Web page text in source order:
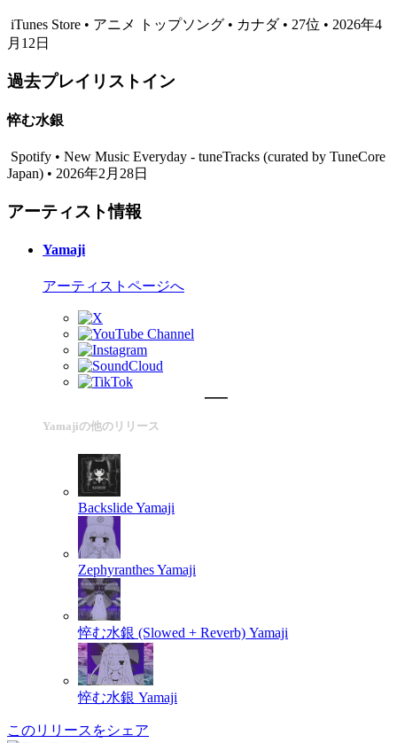
iTunes Store • アニメ トップソング • カナダ • 27位 • 2026年4
月12日
過去プレイリストイン
悴む水銀
Spotify • New Music Everyday - tuneTracks (curated by TuneCore
Japan) • 2026年2月28日
アーティスト情報
Yamaji
アーティストページへ
Yamajiの他のリリース
BackslideYamaji
ZephyranthesYamaji
悴む水銀 (Slowed + Reverb) Yamaji
悴む水銀 Yamaji
このリリースをシェア